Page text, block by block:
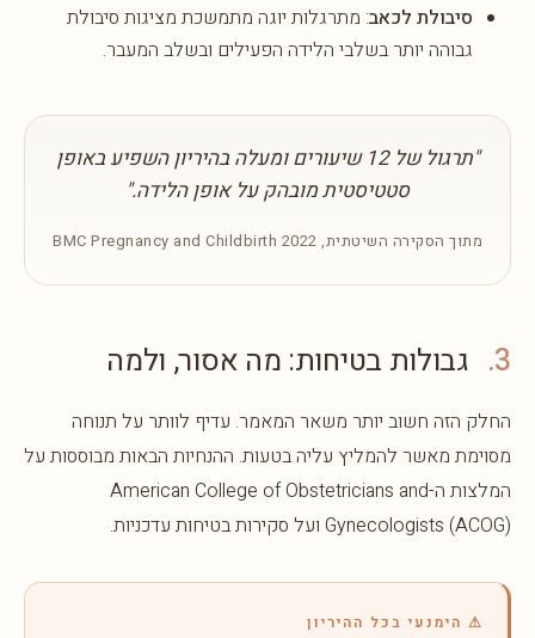
סיבולת לכאב: מתרגלות יוגה מתמשכת מציגות סיבולת
גבוהה יותר בשלבי הלידה הפעילים ובשלב המעבר.
"תרגול של 12 שיעורים ומעלה בהיריון השפיע באופן
סטטיסטית מובהק על אופן הלידה."
מתוך הסקירה השיטתית, BMC Pregnancy and Childbirth 2022
3. גבולות בטיחות: מה אסור, ולמה
החלק הזה חשוב יותר משאר המאמר. עדיף לוותר על תנוחה
מסוימת מאשר להמליץ עליה בטעות. ההנחיות הבאות מבוססות על
המלצות ה-American College of Obstetricians and
Gynecologists (ACOG) ועל סקירות בטיחות עדכניות.
⚠ הימנעי בכל ההיריון